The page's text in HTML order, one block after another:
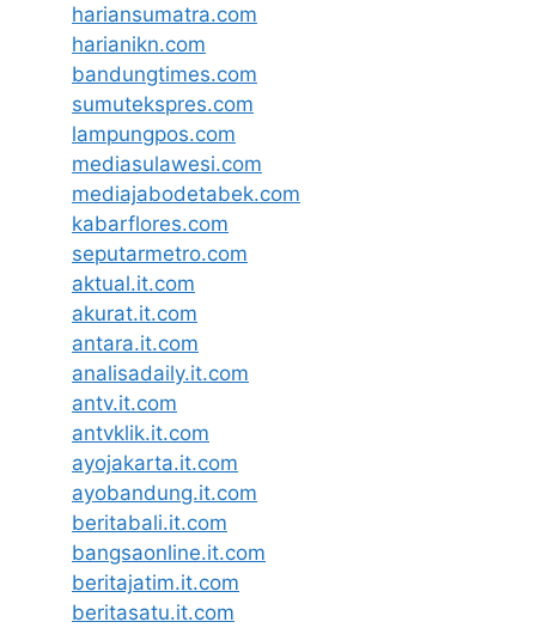
hariansumatra.com
harianikn.com
bandungtimes.com
sumutekspres.com
lampungpos.com
mediasulawesi.com
mediajabodetabek.com
kabarflores.com
seputarmetro.com
aktual.it.com
akurat.it.com
antara.it.com
analisadaily.it.com
antv.it.com
antvklik.it.com
ayojakarta.it.com
ayobandung.it.com
beritabali.it.com
bangsaonline.it.com
beritajatim.it.com
beritasatu.it.com